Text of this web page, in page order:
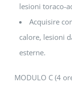
lesioni toraco-
Acquisire
calore, lesioni
esterne.
MODULO C (4